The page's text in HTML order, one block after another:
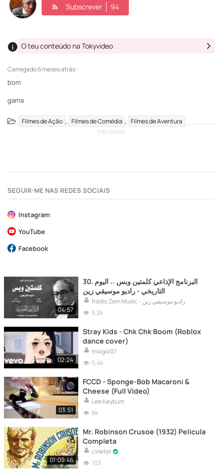
Subscrever 94
Carregado6 meses atrás ·
O teu conteúdo na Tokyvideo
bom
gama
Filmes de Ação , Filmes de Comédia , Filmes de Aventura
PUBLICIDADE
SEGUIR-ME NAS REDES SOCIAIS
Instagram
YouTube
Facebook
04:57
30. البرنامج الإذاعي׃ كلمتين وبس ˖˖ اليوم
التاريخي - راديو موسيقي زين
Radio Zein Music - راديو موسيقي زين
5,2k
02:24
Stray Kids - Chk Chk Boom (Roblox
dance cover)
m4lg4l07
5,4k
03:51
FCCD - Sponge-Bob Macaroni &
Cheese (Full Video)
Lee Keybum
6k
01:09:46
Mr. Robinson Crusoe (1932) Película
Completa
cinetel
103